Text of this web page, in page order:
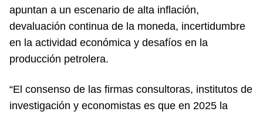
apuntan a un escenario de alta inflación,
devaluación continua de la moneda, incertidumbre
en la actividad económica y desafíos en la
producción petrolera.
“El consenso de las firmas consultoras, institutos de
investigación y economistas es que en 2025 la